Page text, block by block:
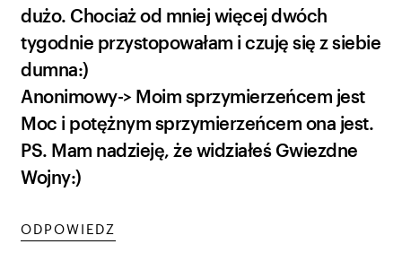
dużo. Chociaż od mniej więcej dwóch
tygodnie przystopowałam i czuję się z siebie
dumna:)
Anonimowy-> Moim sprzymierzeńcem jest
Moc i potężnym sprzymierzeńcem ona jest.
PS. Mam nadzieję, że widziałeś Gwiezdne
Wojny:)
ODPOWIEDZ